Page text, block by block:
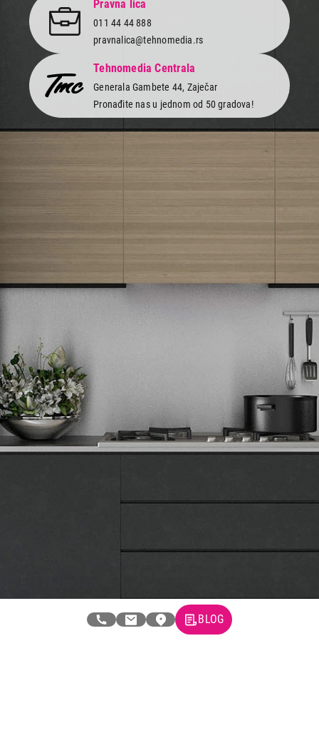
Pravna lica
011 44 44 888
pravnalica@tehnomedia.rs
Tehnomedia Centrala
Generala Gambete 44, Zaječar
Pronađite nas u jednom od 50 gradova!
Tehnomedia
O nama
Naše prodavnice
Tax Free kupovina
BLOG